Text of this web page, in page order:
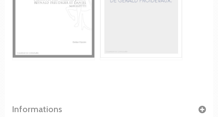
Informations